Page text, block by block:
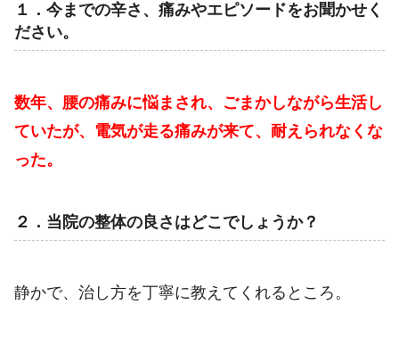
１．今までの辛さ、痛みやエピソードをお聞かせく
ださい。
数年、腰の痛みに悩まされ、ごまかしながら生活し
ていたが、電気が走る痛みが来て、耐えられなくな
った。
２．当院の整体の良さはどこでしょうか？
静かで、治し方を丁寧に教えてくれるところ。